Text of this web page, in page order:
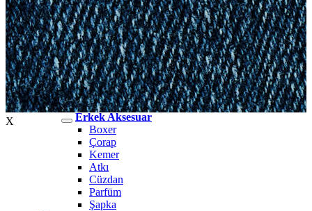
Kadın Aksesuar
Kadın Aksesuar
Çorap
Bere
Eldiven
Kemer
Parfüm
Erkek Aksesuar
Erkek Aksesuar
Boxer
Çorap
Kemer
Atkı
Cüzdan
Parfüm
Şapka
X